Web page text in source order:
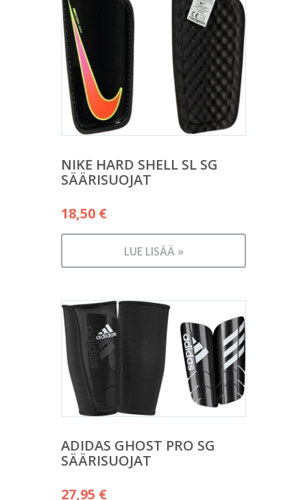
NIKE HARD SHELL SL SG
SÄÄRISUOJAT
18,50 €
LUE LISÄÄ »
ADIDAS GHOST PRO SG
SÄÄRISUOJAT
27,95 €